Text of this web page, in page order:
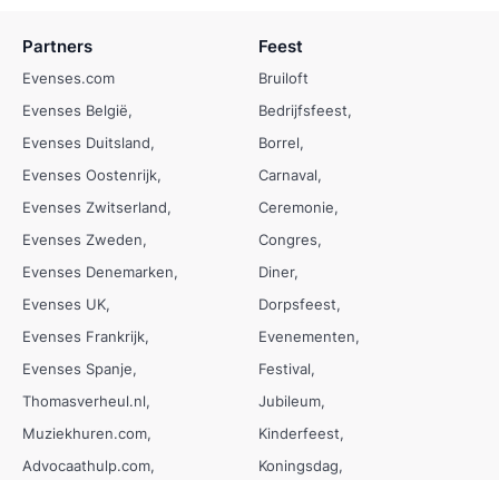
Partners
Evenses.com
Evenses België
Evenses Duitsland
Evenses Oostenrijk
Evenses Zwitserland
Evenses Zweden
Evenses Denemarken
Evenses UK
Evenses Frankrijk
Evenses Spanje
Thomasverheul.nl
Muziekhuren.com
Advocaathulp.com
Feest
Bruiloft
Bedrijfsfeest
Borrel
Carnaval
Ceremonie
Congres
Diner
Dorpsfeest
Evenementen
Festival
Jubileum
Kinderfeest
Koningsdag